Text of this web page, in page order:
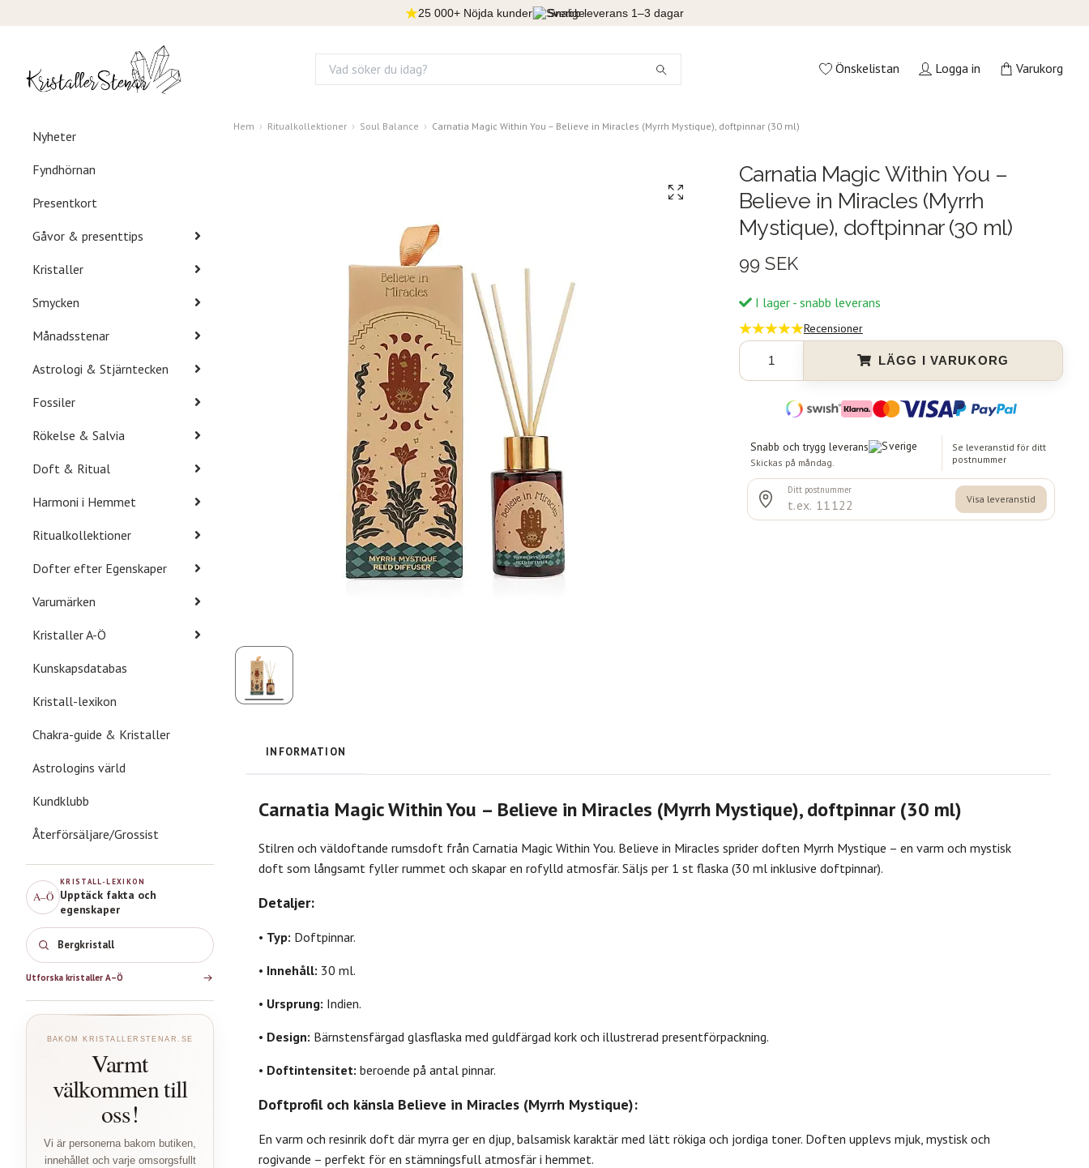
25 000+ Nöjda kunder Snabb leverans 1–3 dagar
Önskelistan Logga in Varukorg
Nyheter
Fyndhörnan
Presentkort
Gåvor & presenttips
Kristaller
Smycken
Månadsstenar
Astrologi & Stjärntecken
Fossiler
Rökelse & Salvia
Doft & Ritual
Harmoni i Hemmet
Ritualkollektioner
Dofter efter Egenskaper
Varumärken
Kristaller A-Ö
Kunskapsdatabas
Kristall-lexikon
Chakra-guide & Kristaller
Astrologins värld
Kundklubb
Återförsäljare/Grossist
A–Ö
KRISTALL-LEXIKON
Upptäck fakta och
egenskaper
Bergkristall
Utforska kristaller A–Ö
BAKOM KRISTALLERSTENAR.SE
Varmt
välkommen till
oss!
Vi är personerna bakom butiken,
innehållet och varje omsorgsfullt
Hem Ritualkollektioner Soul Balance Carnatia Magic Within You – Believe in Miracles (Myrrh Mystique), doftpinnar (30 ml)
Carnatia Magic Within You –
Believe in Miracles (Myrrh
Mystique), doftpinnar (30 ml)
99 SEK
I lager - snabb leverans
Recensioner
LÄGG I VARUKORG
INFORMATION
Carnatia Magic Within You – Believe in Miracles (Myrrh Mystique), doftpinnar (30 ml)
Stilren och väldoftande rumsdoft från Carnatia Magic Within You. Believe in Miracles sprider doften Myrrh Mystique – en varm och mystisk
doft som långsamt fyller rummet och skapar en rofylld atmosfär. Säljs per 1 st flaska (30 ml inklusive doftpinnar).
Detaljer:
• Typ: Doftpinnar.
• Innehåll: 30 ml.
• Ursprung: Indien.
• Design: Bärnstensfärgad glasflaska med guldfärgad kork och illustrerad presentförpackning.
• Doftintensitet: beroende på antal pinnar.
Doftprofil och känsla Believe in Miracles (Myrrh Mystique):
En varm och resinrik doft där myrra ger en djup, balsamisk karaktär med lätt rökiga och jordiga toner. Doften upplevs mjuk, mystisk och
rogivande – perfekt för en stämningsfull atmosfär i hemmet.